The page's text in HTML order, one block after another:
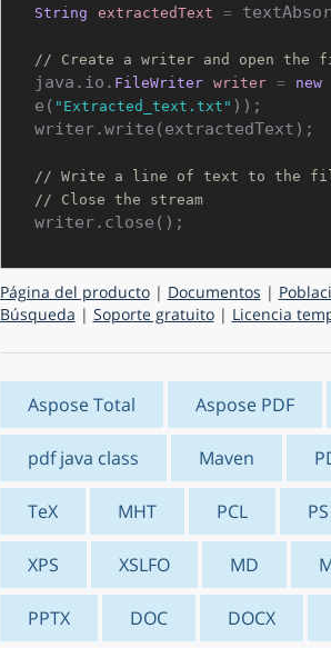
String
extractedText =
// Create a writer and open the
java.io. FileWriter writer = new
e( "Extracted_text.txt" ));
writer.write(extractedText);
// Write a line of text to the
// Close the stream
Página del producto| Documentos |
Búsqueda | Soporte gratuito| Licencia
Aspose Total Aspose PDF
pdf java class Maven
TeX MHT PCL PS
XPS XSLFO MD
PPTX DOC DOCX